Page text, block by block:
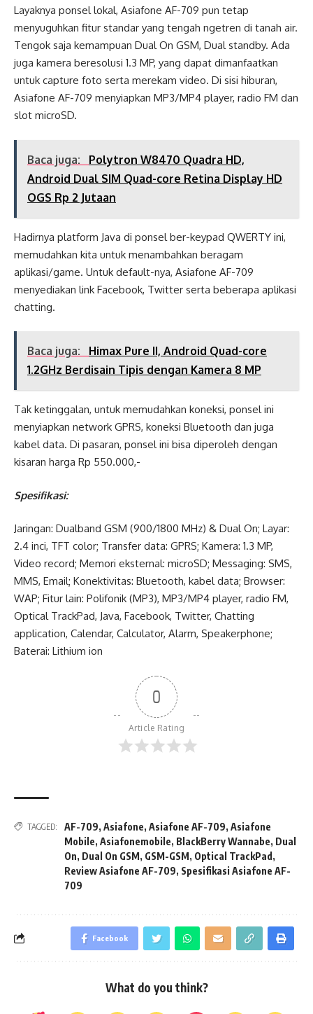
Layaknya ponsel lokal, Asiafone AF-709 pun tetap
menyuguhkan fitur standar yang tengah ngetren di tanah air.
Tengok saja kemampuan Dual On GSM, Dual standby. Ada
juga kamera beresolusi 1.3 MP, yang dapat dimanfaatkan
untuk capture foto serta merekam video. Di sisi hiburan,
Asiafone AF-709 menyiapkan MP3/MP4 player, radio FM dan
slot microSD.
Baca juga:
Polytron W8470 Quadra HD,
Android Dual SIM Quad-core Retina Display HD
OGS Rp 2 Jutaan
Hadirnya platform Java di ponsel ber-keypad QWERTY ini,
memudahkan kita untuk menambahkan beragam
aplikasi/game. Untuk default-nya, Asiafone AF-709
menyediakan link Facebook, Twitter serta beberapa aplikasi
chatting.
Baca juga:
Himax Pure II, Android Quad-core
1.2GHz Berdisain Tipis dengan Kamera 8 MP
Tak ketinggalan, untuk memudahkan koneksi, ponsel ini
menyiapkan network GPRS, koneksi Bluetooth dan juga
kabel data. Di pasaran, ponsel ini bisa diperoleh dengan
kisaran harga Rp 550.000,-
Spesifikasi:
Jaringan: Dualband GSM (900/1800 MHz) & Dual On; Layar:
2.4 inci, TFT color; Transfer data: GPRS; Kamera: 1.3 MP,
Video record; Memori eksternal: microSD; Messaging: SMS,
MMS, Email; Konektivitas: Bluetooth, kabel data; Browser:
WAP; Fitur lain: Polifonik (MP3), MP3/MP4 player, radio FM,
Optical TrackPad, Java, Facebook, Twitter, Chatting
application, Calendar, Calculator, Alarm, Speakerphone;
Baterai: Lithium ion
0
Article Rating
TAGGED: AF-709, Asiafone, Asiafone AF-709, Asiafone
Mobile, Asiafonemobile, BlackBerry Wannabe, Dual
On, Dual On GSM, GSM-GSM, Optical TrackPad ,
Review Asiafone AF-709, Spesifikasi Asiafone AF-
709
Facebook
What do you think?